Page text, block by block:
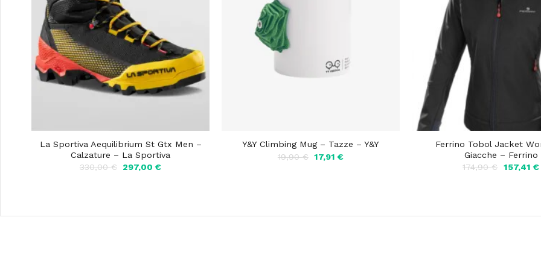
La Sportiva Aequilibrium St Gtx Men –
Calzature – La Sportiva
330,00€
Il
297,00€Il
Y&Y Climbing Mug – Tazze – Y&Y
19,90€ Il
17,91€Il
Ferrino Tobol Jacket
Giacche – Ferrino
174,90€
Il
157,41 €Il